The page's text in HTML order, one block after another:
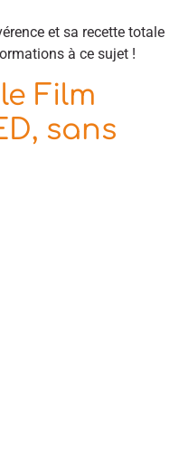
et sa recette totale
à ce sujet !
Film
sans